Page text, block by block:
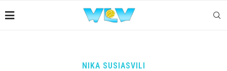
NIKA SUSIASVILI